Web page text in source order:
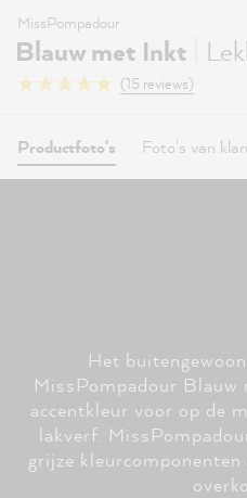
MissPompadour
Blauw met Inkt
(15 reviews)
Productfoto's Foto's van
Het
MissPompadour Blauw
accentkleur voor op de
lakverf.
grijze